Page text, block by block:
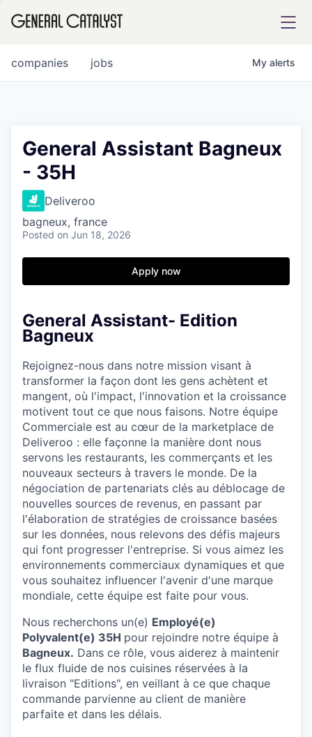
FUND
INSTITUTE
COMPANY
Content
jobs
companies My alerts
General Assistant Bagneux
- 35H
Deliveroo
bagneux, france
Posted on Jun 18, 2026
Apply now
General Assistant- Edition
Bagneux
Rejoignez-nous dans notre mission visant à
transformer la façon dont les gens achètent et
mangent, où l'impact, l'innovation et la croissance
motivent tout ce que nous faisons. Notre équipe
Commerciale est au cœur de la marketplace de
Deliveroo : elle façonne la manière dont nous
servons les restaurants, les commerçants et les
nouveaux secteurs à travers le monde. De la
négociation de partenariats clés au déblocage de
nouvelles sources de revenus, en passant par
l'élaboration de stratégies de croissance basées
sur les données, nous relevons des défis majeurs
qui font progresser l'entreprise. Si vous aimez les
environnements commerciaux dynamiques et que
vous souhaitez influencer l'avenir d'une marque
mondiale, cette équipe est faite pour vous.
Nous recherchons un(e) Employé(e)
Polyvalent(e) 35H pour rejoindre notre équipe à
Bagneux. Dans ce rôle, vous aiderez à maintenir
le flux fluide de nos cuisines réservées à la
livraison "Editions", en veillant à ce que chaque
commande parvienne au client de manière
parfaite et dans les délais.